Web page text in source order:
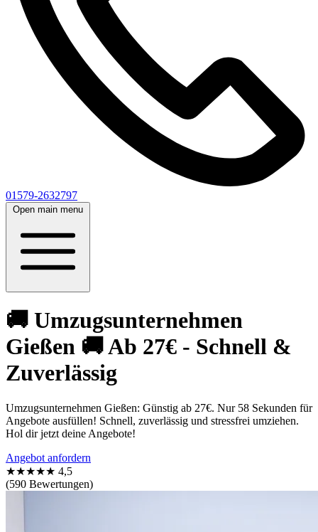
01579-2632797
Open main menu
🚚 Umzugsunternehmen
Gießen 🚚 Ab 27€ - Schnell &
Zuverlässig‎
Umzugsunternehmen Gießen: Günstig ab 27€. Nur 58 Sekunden für
Angebote ausfüllen! Schnell, zuverlässig und stressfrei umziehen.
Hol dir jetzt deine Angebote!
Angebot anfordern
★★★★★ 4,5
(590 Bewertungen)